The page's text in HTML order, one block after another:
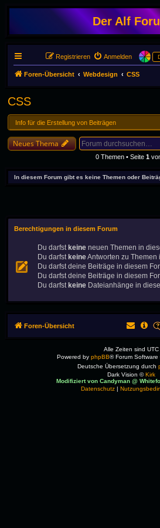
Der Alf
Anmelden
Registrieren
Foren-Übersicht Webdesign CSS
CSS
Info für die Erstellung von Beiträgen
Neues Thema
0 Themen • Seite 1
In diesem Forum gibt es keine Themen oder
Berechtigungen in diesem Forum
Du darfstkeine neuen Themen in
Du darfstkeineAntworten zu Themen
Du darfst deine Beiträge in diesem
Du darfst deine Beiträge in diesem
Du darfstkeine Dateianhänge in
Foren-Übersicht
Alle Zeiten sind UTC
Powered by phpBB® Forum
Deutsche Übersetzung durch
Dark Vision ©Kirk
Modifiziert von Candyman @
Datenschutz|